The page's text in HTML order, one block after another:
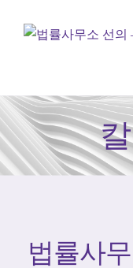
건
너
뛰
기
법률사